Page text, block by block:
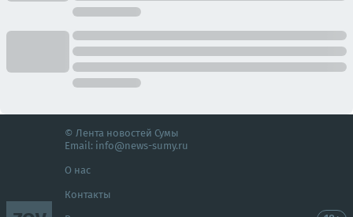
© Лента новостей Сумы
Email: info@news-sumy.ru
О нас
Контакты